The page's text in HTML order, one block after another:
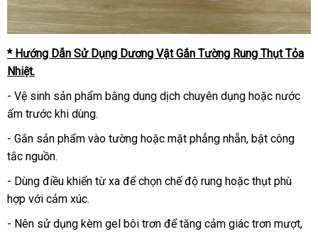
* Hướng Dẫn Sử Dụng Dương Vật Gắn Tường Rung Thụt Tỏa
Nhiệt.
- Vệ sinh sản phẩm bằng dung dịch chuyên dụng hoặc nước
ấm trước khi dùng.
- Gắn sản phẩm vào tường hoặc mặt phẳng nhẵn, bật công
tắc nguồn.
- Dùng điều khiển từ xa để chọn chế độ rung hoặc thụt phù
hợp với cảm xúc.
- Nên sử dụng kèm gel bôi trơn để tăng cảm giác trơn mượt,